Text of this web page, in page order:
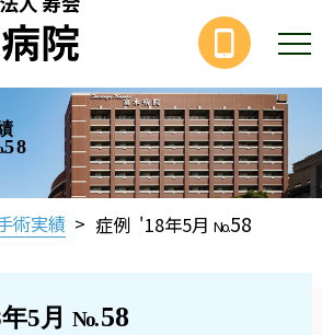
58
術実績 > 症例 '18年5月 No.58
5月 No.58